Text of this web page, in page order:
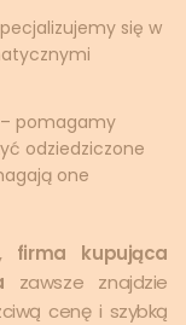
się w
– pomagamy
odziedziczone
one
firma kupująca
zawsze znajdzie
cenę i szybką